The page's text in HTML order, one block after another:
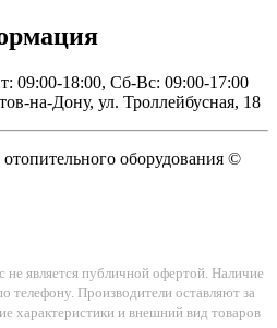
09:00-18:00, Сб-Вс: 09:00-17:00
на-Дону, ул. Троллейбусная, 18
оборудования ©
является публичной офертой. Наличие
телефону. Производители оставляют за
характеристики и внешний вид товаров